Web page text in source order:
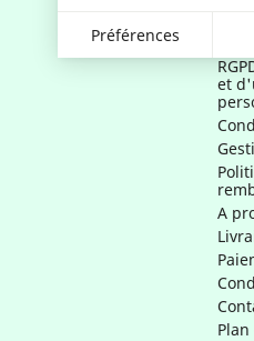
Préférences
et
A